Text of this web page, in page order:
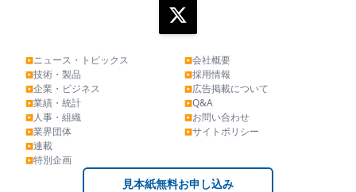
▶ニュース・トピックス
▶技術・製品
▶企業・ビジネス
▶業績・統計
▶人事・組織
▶業界団体
▶連載
▶特別企画
▶会社概要
▶採用情報
▶広告掲載について
▶Q&A
▶お問い合わせ
▶サイトポリシー
見本紙無料お申し込み